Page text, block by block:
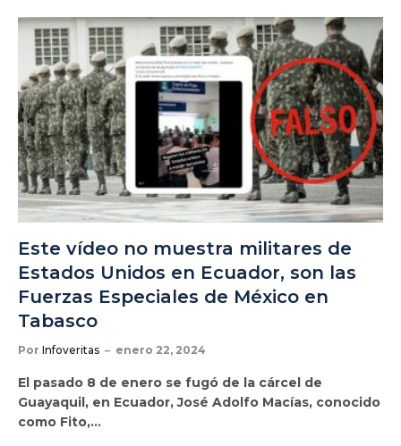
Este vídeo no muestra militares de
Estados Unidos en Ecuador, son las
Fuerzas Especiales de México en
Tabasco
Por Infoveritas enero 22, 2024
El pasado 8 de enero se fugó de la cárcel de
Guayaquil, en Ecuador, José Adolfo Macías, conocido
como Fito,…